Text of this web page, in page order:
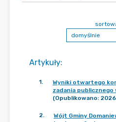
Artykuły:
1.
Wyniki otwartego
zadania publicznego
(Opublikowano:
2.
Wójt Gminy